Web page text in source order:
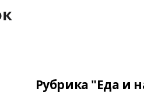
Рубрика "Еда и